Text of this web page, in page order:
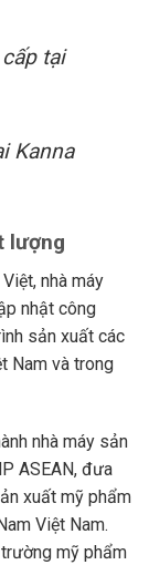
tại
Kanna
lượng
nhà máy
nhật công
sản xuất các
Nam và trong
nhà máy sản
ASEAN, đưa
xuất mỹ phẩm
Việt Nam.
mỹ phẩm